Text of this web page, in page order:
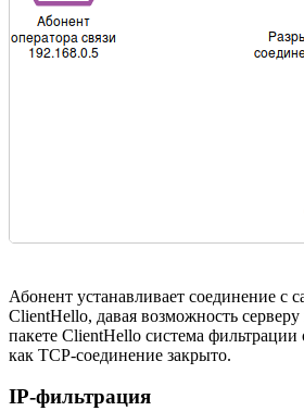
Абонент устанавливает соединение с
ClientHello, давая возможность
пакете ClientHello система
как TCP-соединение закрыто.
IP-фильтрация